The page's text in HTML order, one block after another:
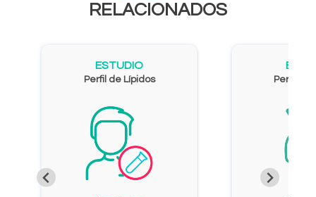
RELACIONADOS
ESTUDIO
Perfil de Lípidos Perfil